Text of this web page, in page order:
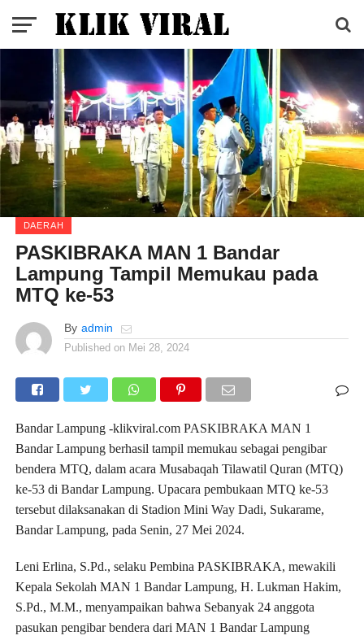
DAERAH
PASKIBRAKA MAN 1 Bandar
Lampung Tampil Memukau pada
MTQ ke-53
By admin
Published on Mei 28, 2024
Bandar Lampung -klikviral.com PASKIBRAKA MAN 1
Bandar Lampung berhasil tampil memukau sebagai pengibar
bendera MTQ, dalam acara Musabaqah Tilawatil Quran (MTQ)
ke-53 di Bandar Lampung. Upacara pembukaan MTQ ke-53
tersebut dilaksanakan di Stadion Mini Way Dadi, Sukarame,
Bandar Lampung, pada Senin, 27 Mei 2024.
Leni Erlina, S.Pd., selaku Pembina PASKIBRAKA, mewakili
Kepala Sekolah MAN 1 Bandar Lampung, H. Lukman Hakim,
S.Pd., M.M., menyampaikan bahwa Sebanyak 24 anggota
pasukan pengibar bendera dari MAN 1 Bandar Lampung